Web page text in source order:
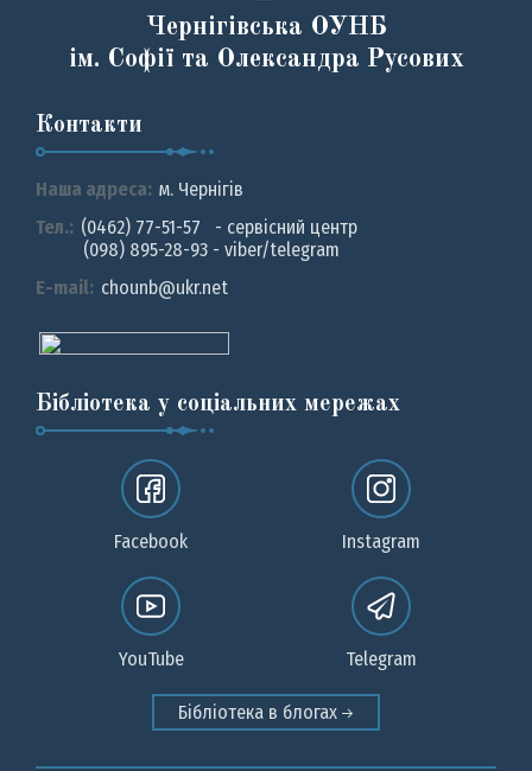
Чернігівська ОУНБ
ім. Софії та Олександра Русових
Контакти
Наша адреса: м. Чернiгiв
Тел.: (0462) 77-51-57 - сервісний центр
(098) 895-28-93 - viber/telegram
E-mail: chounb@ukr.net
Бібліотека у соціальних мережах
Facebook Instagram
YouTube Telegram
Бібліотека в блогах